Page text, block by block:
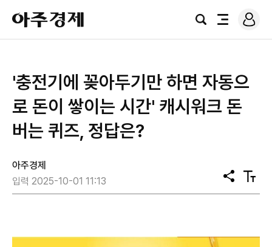
아
주
경
검
전
로
그
'충전기에 꽂아두기만 하면 자동으
로 돈이 쌓이는 시간' 캐시워크 돈
버는 퀴즈, 정답은?
아주경제
입력 2025-10-01 11:13
공
유
텍
스